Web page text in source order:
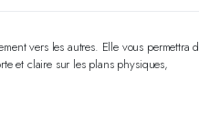
vers les autres. Elle vous permettra
et claire sur les plans physiques,